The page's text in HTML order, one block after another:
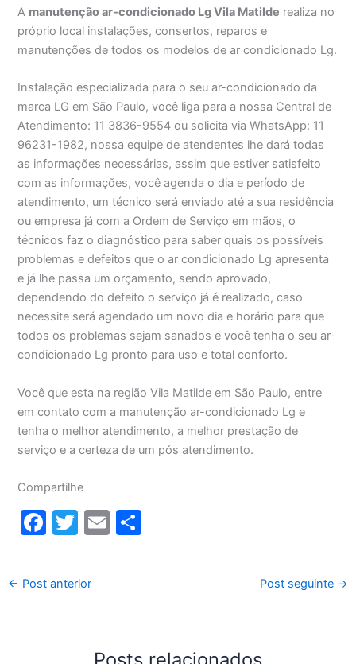
A manutenção ar-condicionado Lg Vila Matilde realiza no
próprio local instalações, consertos, reparos e
manutenções de todos os modelos de ar condicionado Lg.
Instalação especializada para o seu ar-condicionado da
marca LG em São Paulo, você liga para a nossa Central de
Atendimento: 11 3836-9554 ou solicita via WhatsApp: 11
96231-1982, nossa equipe de atendentes lhe dará todas
as informações necessárias, assim que estiver satisfeito
com as informações, você agenda o dia e período de
atendimento, um técnico será enviado até a sua residência
ou empresa já com a Ordem de Serviço em mãos, o
técnicos faz o diagnóstico para saber quais os possíveis
problemas e defeitos que o ar condicionado Lg apresenta
e já lhe passa um orçamento, sendo aprovado,
dependendo do defeito o serviço já é realizado, caso
necessite será agendado um novo dia e horário para que
todos os problemas sejam sanados e você tenha o seu ar-
condicionado Lg pronto para uso e total conforto.
Você que esta na região Vila Matilde em São Paulo, entre
em contato com a manutenção ar-condicionado Lg e
tenha o melhor atendimento, a melhor prestação de
serviço e a certeza de um pós atendimento.
Compartilhe
F
c
e
T
itt
er
E
← Post anterior Post seguinte →